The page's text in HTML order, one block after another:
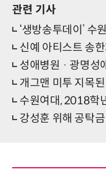
관련 기사
‘생방송투데이’ 수원 소
신예 아티스트 송한희·최수
성애병원 · 광명성애
개그맨 미투 지목된
수원여대, 2018학년도 입
강성훈 위해 공탁금 마련까